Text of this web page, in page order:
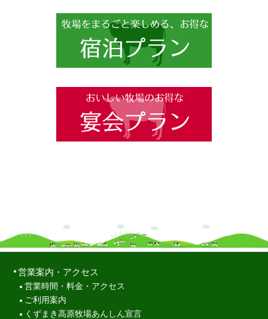
営業案内・アクセス
営業時間・料金・アクセス
ご利用案内
くずまき高原牧場あんしん宣言